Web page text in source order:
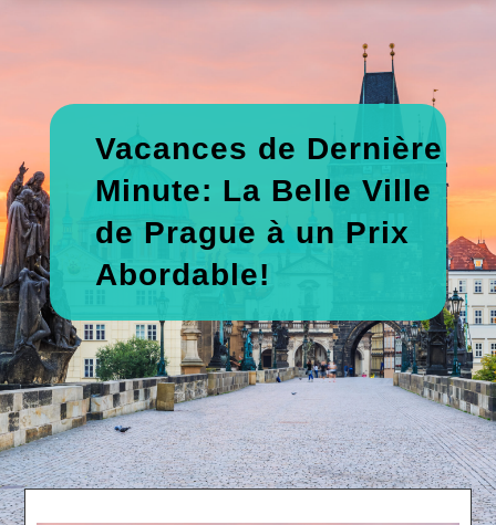
Vacances de Dernière
Minute: La Belle Ville
de Prague à un Prix
Abordable!